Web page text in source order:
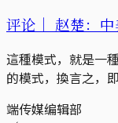
评论｜ 赵楚：
這種模式，就是一
的模式，換言之，
端传媒编辑部